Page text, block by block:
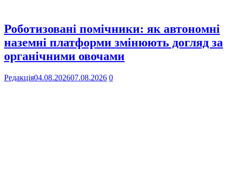
Роботизовані помічники: як автономні
наземні платформи змінюють догляд за
органічними овочами
Редакція04.08.202607.08.2026 0